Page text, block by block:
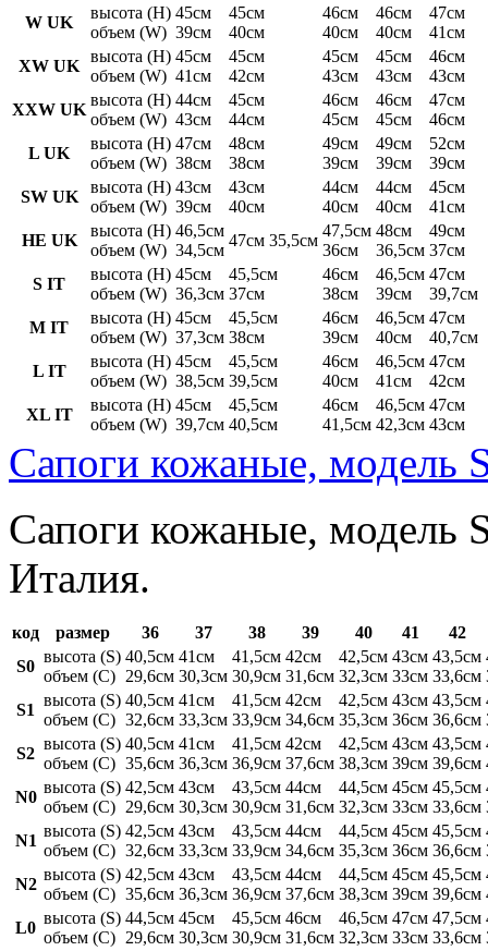
W UK
высота (H)
объем (W)
45см
39см
45см
40см
46см
40см
46см
40см
47см
41см
XW UK
высота (H)
объем (W)
45см
41см
45см
42см
45см
43см
45см
43см
46см
43см
XXW UK
высота (H)
объем (W)
44см
43см
45см
44см
46см
45см
46см
45см
47см
46см
L UK
высота (H)
объем (W)
47см
38см
48см
38см
49см
39см
49см
39см
52см
39см
SW UK
высота (H)
объем (W)
43см
39см
43см
40см
44см
40см
44см
40см
45см
41см
HE UK
высота (H)
объем (W)
46,5см
34,5см
47см 35,5см
47,5см
36см
48см
36,5см
49см
37см
S IT
высота (H)
объем (W)
45см
36,3см
45,5см
37см
46см
38см
46,5см
39см
47см
39,7см
M IT
высота (H)
объем (W)
45см
37,3см
45,5см
38см
46см
39см
46,5см
40см
47см
40,7см
L IT
высота (H)
объем (W)
45см
38,5см
45,5см
39,5см
46см
40см
46,5см
41см
47см
42см
XL IT
высота (H)
объем (W)
45см
39,7см
45,5см
40,5см
46см
41,5см
46,5см
42,3см
47см
43см
Сапоги кожаные, модель
Сапоги кожаные, модель
Италия.
код размер 36 37 38 39 40 41
42
S0
высота (S)
объем (C)
40,5см
29,6см
41см
30,3см
41,5см
30,9см
42см
31,6см
42,5см
32,3см
43см
33см
43,5см
33,6см
S1
высота (S)
объем (C)
40,5см
32,6см
41см
33,3см
41,5см
33,9см
42см
34,6см
42,5см
35,3см
43см
36см
43,5см
36,6см
S2
высота (S)
объем (C)
40,5см
35,6см
41см
36,3см
41,5см
36,9см
42см
37,6см
42,5см
38,3см
43см
39см
43,5см
39,6см
N0
высота (S)
объем (C)
42,5см
29,6см
43см
30,3см
43,5см
30,9см
44см
31,6см
44,5см
32,3см
45см
33см
45,5см
33,6см
N1
высота (S)
объем (C)
42,5см
32,6см
43см
33,3см
43,5см
33,9см
44см
34,6см
44,5см
35,3см
45см
36см
45,5см
36,6см
N2
высота (S)
объем (C)
42,5см
35,6см
43см
36,3см
43,5см
36,9см
44см
37,6см
44,5см
38,3см
45см
39см
45,5см
39,6см
L0
высота (S)
объем (C)
44,5см
29,6см
45см
30,3см
45,5см
30,9см
46см
31,6см
46,5см
32,3см
47см
33см
47,5см
33,6см